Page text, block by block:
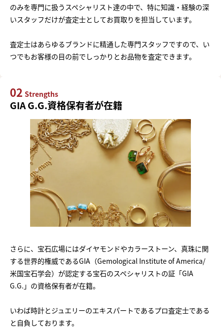
のみを専門に扱うスペシャリスト達の中で、特に知識・経験の深
いスタッフだけが査定士としてお買取りを担当しています。
査定士はあらゆるブランドに精通した専門スタッフですので、い
つでもお客様の目の前でしっかりとお品物を査定できます。
02 Strengths
GIA G.G.資格保有者が在籍
さらに、宝石広場にはダイヤモンドやカラーストーン、真珠に関
する世界的権威であるGIA（Gemological Institute of America/
米国宝石学会）が認定する宝石のスペシャリストの証「GIA
G.G.」の資格保有者が在籍。
いわば時計とジュエリーのエキスパートであるプロ査定士である
と自負しております。